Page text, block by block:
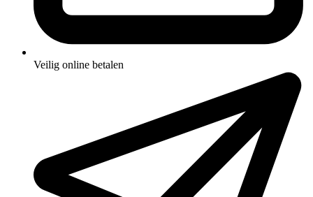
Veilig online betalen